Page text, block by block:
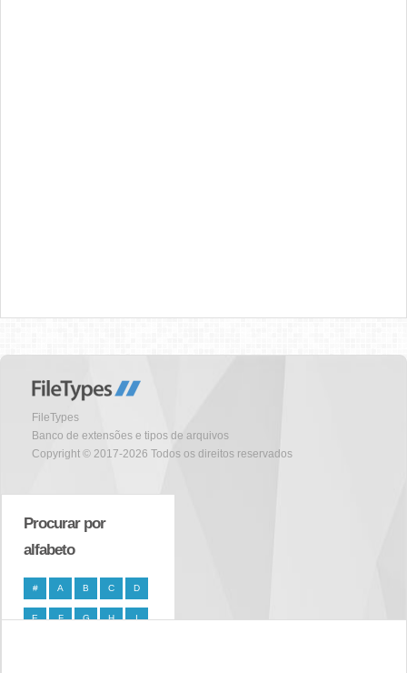
FileTypes
Banco de extensões e tipos de arquivos
Copyright © 2017-2026 Todos os direitos reservados
Procurar por
alfabeto
# A B C D
E F G H I